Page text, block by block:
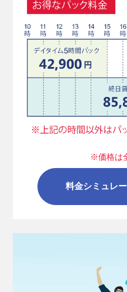
※価格は
料金シミュレ